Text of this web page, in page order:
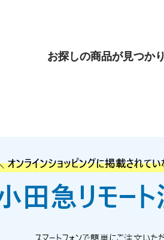
お探しの商品が見つか